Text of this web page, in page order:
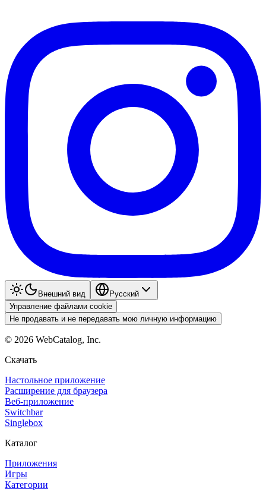
Внешний вид
Pyccкий
Управление файлами cookie
Не продавать и не передавать мою личную информацию
© 2026 WebCatalog, Inc.
Скачать
Настольное приложение
Расширение для браузера
Веб-приложение
Switchbar
Singlebox
Каталог
Приложения
Игры
Категории